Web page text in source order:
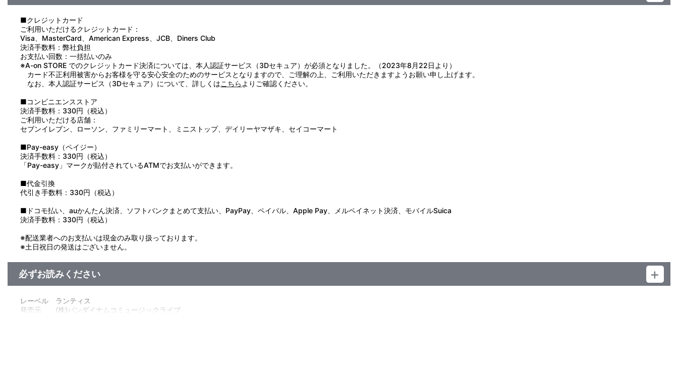
2：Ｍｙ ｄｒｅａｍ ｃｏｍｅ ｔｒｕｅ
3：メイドＭａｄｅ□
4：Ｐｕｒｅ☆メロ♪Ｆａｉｌｙ ～リズムにのって～
5：泣き虫すみれ
6：ＳＯＮＧ
7：Ｔａｋｅ ｍｅ．．．
8：ＴＲＹ ＩＴ！！
9：ＳＬＯＷ
11：脆弱な夜は．．．
12：Ｓｈａｋｅ ＨＩＰ！！
13：カサギテ
14：哀愁椿
16：２人がいいよ （ボーナストラック！！）
17：稲妻レボリューション （ボーナストラック！！）
■クレジットカード
ご利用いただけるクレジットカード：
Visa、MasterCard、American Express、JCB、Diners Club
決済手数料：弊社負担
お支払い回数：一括払いのみ
※A-on STORE でのクレジットカード決済については、本人認証サービス（3Dセキュア）が必須となりました。（2023年8月22日より）
カード不正利用被害からお客様を守る安心安全のためのサービスとなりますので、ご理解の上、ご利用いただきますようお願い申し上げます。
なお、本人認証サービス（3Dセキュア）について、詳しくはこちらよりご確認ください。
■コンビニエンスストア
決済手数料：330円（税込）
ご利用いただける店舗：
セブンイレブン、ローソン、ファミリーマート、ミニストップ、デイリーヤマザキ、セイコーマート
■Pay-easy（ペイジー）
決済手数料：330円（税込）
「Pay-easy」マークが貼付されているATMでお支払いができます。
■代金引換
代引き手数料：330円（税込）
■ドコモ払い、auかんたん決済、ソフトバンクまとめて支払い、PayPay、ペイパル、Apple Pay、メルペイネット決済、モバイルSuica
決済手数料：330円（税込）
※配送業者へのお支払いは現金のみ取り扱っております。
※土日祝日の発送はございません。
必ずお読みください
レーベル ランティス
発売元 (株)バンダイナムコミュージックライブ